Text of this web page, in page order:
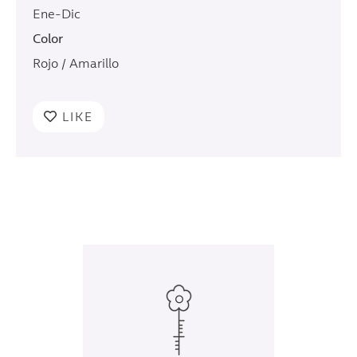
Ene-Dic
Color
Rojo / Amarillo
LIKE